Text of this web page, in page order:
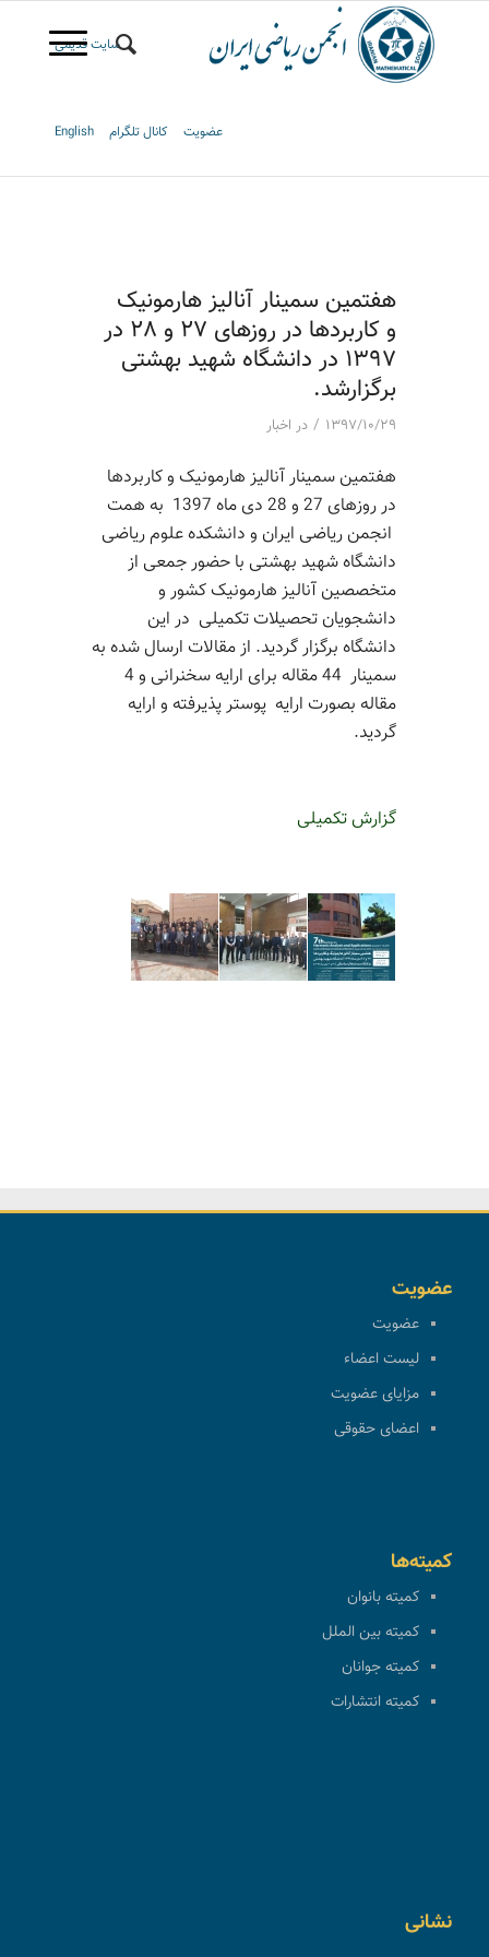
سایت قدیمی
عضویت کانال تلگرام English
هفتمین سمینار آنالیز هارمونیک
و کاربردها در روزهای 27 و 28 در
1397 در دانشگاه شهید بهشتی
برگزارشد.
۱۳۹۷/۱۰/۲۹ / در اخبار
هفتمین سمینار آنالیز هارمونیک و کاربردها
در روزهای 27 و 28 دی ماه 1397 به همت
انجمن ریاضی ایران و دانشکده علوم ریاضی
دانشگاه شهید بهشتی با حضور جمعی از
متخصصین آنالیز هارمونیک کشور و
دانشجویان تحصیلات تکمیلی در این
دانشگاه برگزار گردید. از مقالات ارسال شده به
سمینار 44 مقاله برای ارایه سخنرانی و 4
مقاله بصورت ارایه پوستر پذیرفته و ارایه
گردید.
گزارش تکمیلی
عضویت
عضویت
لیست اعضاء
مزایای عضویت
اعضای حقوقی
کمیته‌ها
کمیته بانوان
کمیته بین الملل
کمیته جوانان
کمیته انتشارات
نشانی